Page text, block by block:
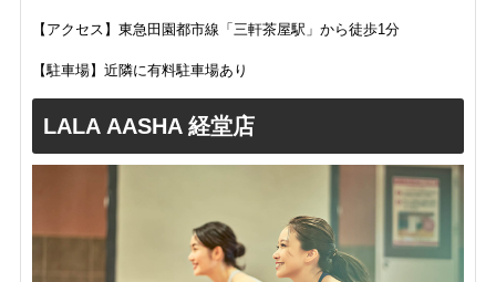
【アクセス】東急田園都市線「三軒茶屋駅」から徒歩1分
【駐車場】近隣に有料駐車場あり
LALA AASHA 経堂店